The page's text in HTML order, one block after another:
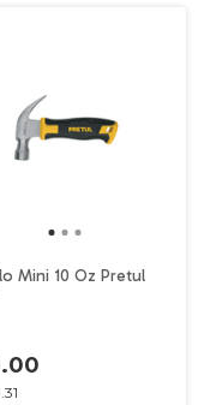
Mini 10 Oz Pretul